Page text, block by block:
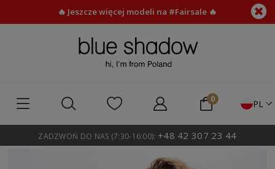
🔥 Jeszcze więcej modeli na #Fairsale 🔥
PL
ZADZWOŃ DO NAS (7:30-16:00): +48 42 307 23 44